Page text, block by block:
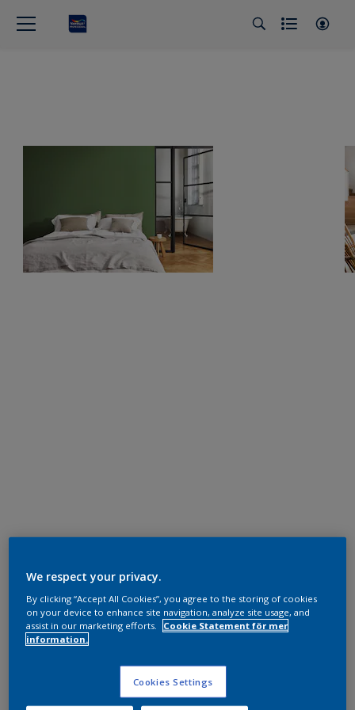
We respect your privacy.
By clicking “Accept All Cookies”, you agree to the storing of cookies
on your device to enhance site navigation, analyze site usage, and
assist in our marketing efforts.
Cookie Statement för mer
information.
Cookies Settings